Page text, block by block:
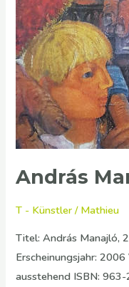
András
T - Künstler / Mathieu
Titel: András Manajló,
Erscheinungsjahr:
ausstehend ISBN: